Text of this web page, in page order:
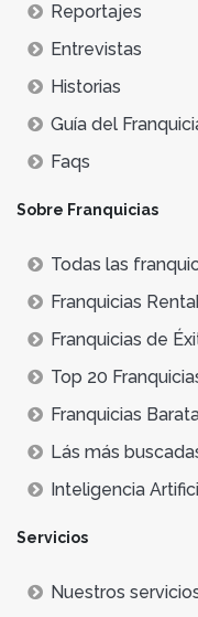
Reportajes
Entrevistas
Historias
Guía del
Faqs
Sobre Franquicias
Todas las
Franquicias
Franquicias de
Top 20
Franquicias
Lás más
Inteligencia
Servicios
Nuestros